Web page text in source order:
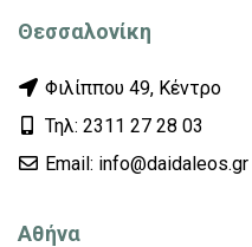
Θεσσαλονίκη
Φιλίππου 49, Κέντρο
Τηλ: 2311 27 28 03
Εmail: info@daidaleos.gr
Αθήνα